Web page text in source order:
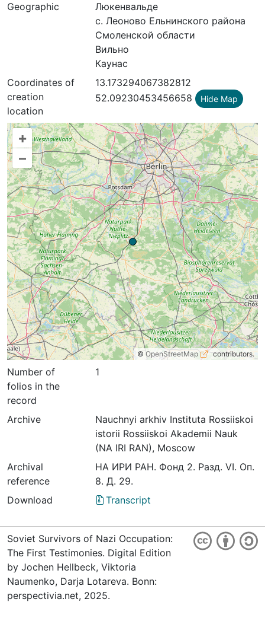
Geographic
Люкенвальде
с. Леоново Ельнинского района
Смоленской области
Вильно
Каунас
Coordinates of
creation
location
13.173294067382812
52.09230453456658 Hide Map
+
–
© OpenStreetMap contributors.
Number of
folios in the
record
1
Archive
Nauchnyi arkhiv Instituta Rossiiskoi
istorii Rossiiskoi Akademii Nauk
(NA IRI RAN), Moscow
Archival
reference
НА ИРИ РАН. Фонд 2. Разд. VI. Оп.
8. Д. 29.
Download
Transcript
Soviet Survivors of Nazi Occupation:
The First Testimonies. Digital Edition
by Jochen Hellbeck, Viktoria
Naumenko, Darja Lotareva. Bonn:
perspectivia.net, 2025.